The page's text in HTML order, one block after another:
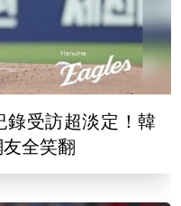
錄受訪超淡定！韓
全笑翻